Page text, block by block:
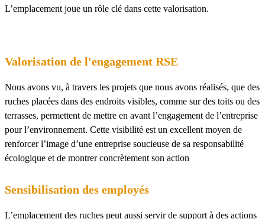
L’emplacement joue un rôle clé dans cette valorisation.
Valorisation de l'engagement RSE
Nous avons vu, à travers les projets que nous avons réalisés, que des
ruches placées dans des endroits visibles, comme sur des toits ou des
terrasses, permettent de mettre en avant l’engagement de l’entreprise
pour l’environnement. Cette visibilité est un excellent moyen de
renforcer l’image d’une entreprise soucieuse de sa responsabilité
écologique et de montrer concrètement son action
Sensibilisation des employés
L’emplacement des ruches peut aussi servir de support à des actions